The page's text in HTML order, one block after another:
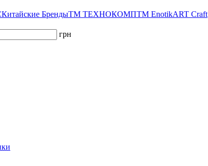
Китайские БрендыТМ ТЕХНОКОМПТМ EnotikART Craft
грн